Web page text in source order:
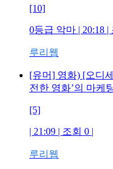
[10]
0등급 악마 | 20:18 |
루리웹
[유머] 영화) [오디
전한 영화’의 마케
[5]
| 21:09 | 조회 0 |
루리웹